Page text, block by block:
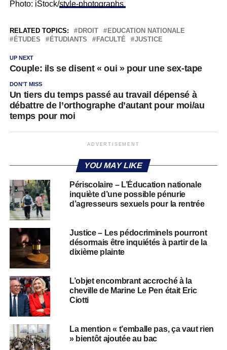
Photo: iStock/style-photographs
RELATED TOPICS: DROIT
EDUCATION NATIONALE
ÉTUDES
ÉTUDIANTS FACULTÉ JUSTICE
UP NEXT
Couple: ils se disent « oui » pour une sex-tape
DON'T MISS
Un tiers du temps passé au travail dépensé à
débattre de l’orthographe d’autant pour moi/au
temps pour moi
ADVERTISEMENT
YOU MAY LIKE
Périscolaire – L’Éducation nationale
inquiète d’une possible pénurie
d’agresseurs sexuels pour la rentrée
Justice – Les pédocriminels pourront
désormais être inquiétés à partir de la
dixième plainte
L’objet encombrant accroché à la
cheville de Marine Le Pen était Eric
Ciotti
La mention « t’emballe pas, ça vaut rien
» bientôt ajoutée au bac